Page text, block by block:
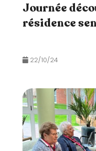
Journée
résidence
22/10/24